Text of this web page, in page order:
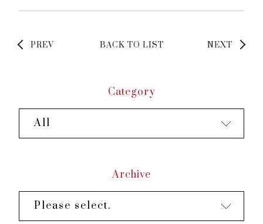
PREV BACK TO LIST NEXT
Category
All
Archive
Please select.